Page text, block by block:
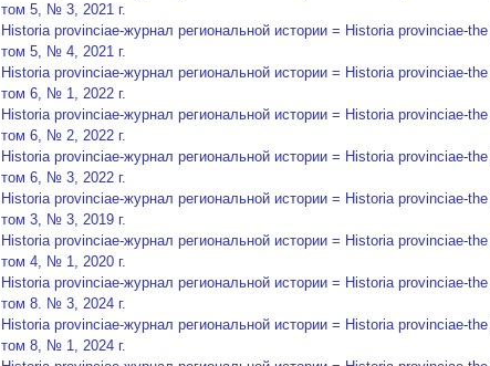
том 5, № 3, 2021 г.
Historia provinciae-журнал региональной истории = Historia provinciae-
том 5, № 4, 2021 г.
Historia provinciae-журнал региональной истории = Historia provinciae-
том 6, № 1, 2022 г.
Historia provinciae-журнал региональной истории = Historia provinciae-
том 6, № 2, 2022 г.
Historia provinciae-журнал региональной истории = Historia provinciae-
том 6, № 3, 2022 г.
Historia provinciae-журнал региональной истории = Historia provinciae-
том 3, № 3, 2019 г.
Historia provinciae-журнал региональной истории = Historia provinciae-
том 4, № 1, 2020 г.
Historia provinciae-журнал региональной истории = Historia provinciae-
том 8. № 3, 2024 г.
Historia provinciae-журнал региональной истории = Historia provinciae-
том 8, № 1, 2024 г.